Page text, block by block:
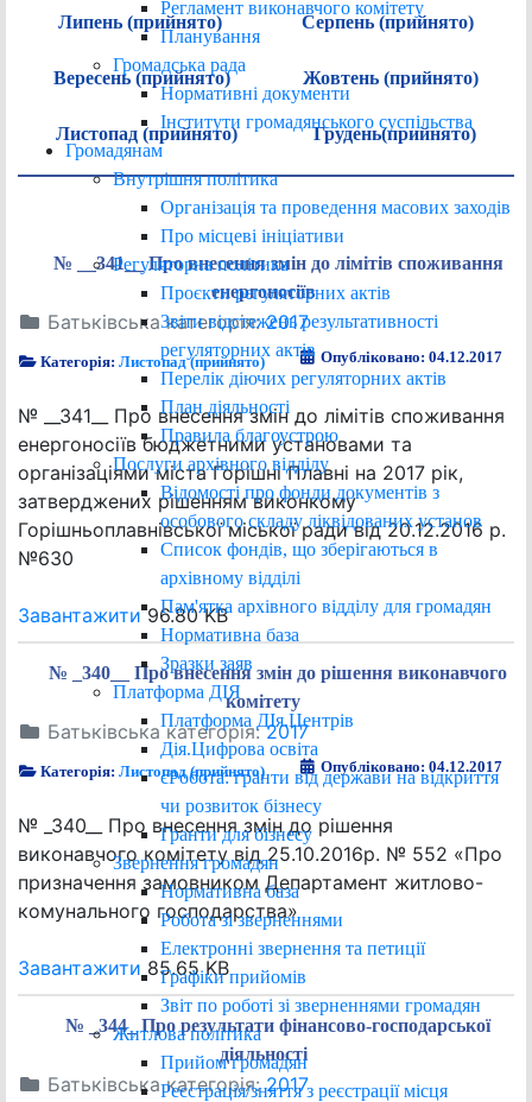
Регламент виконавчого комітету
Планування
Громадська рада
Нормативні документи
Інститути громадянського суспільства
Громадянам
Внутрішня політика
Організація та проведення масових заходів
Про місцеві ініціативи
Регуляторна політика
Проєкти регуляторних актів
Звіти відстежень результативності
регуляторних актів
Перелік діючих регуляторних актів
План діяльності
Правила благоустрою
Послуги архівного відділу
Відомості про фонди документів з
особового складу ліквідованих установ
Список фондів, що зберігаються в
архівному відділі
Пам'ятка архівного відділу для громадян
Нормативна база
Зразки заяв
Платформа ДІЯ
Платформа ДІя.Центрів
Дія.Цифрова освіта
єРобота: гранти від держави на відкриття
чи розвиток бізнесу
Гранти для бізнесу
Звернення громадян
Нормативна база
Робота зі зверненнями
Електронні звернення та петиції
Графіки прийомів
Звіт по роботі зі зверненнями громадян
Житлова політика
Прийом громадян
Реєстрація/зняття з реєстрації місця
№ __341__ Про внесення змін до лімітів споживання
енергоносіїв
Батьківська категорія:2017
Категорія:Листопад (прийнято) Опубліковано: 04.12.2017
№ __341__ Про внесення змін до лімітів споживання
енергоносіїв бюджетними установами та
організаціями міста Горішні Плавні на 2017 рік,
затверджених рішенням виконкому
Горішньоплавнівської міської ради від 20.12.2016 р.
№630
Завантажити96.80 KB
№ _340__ Про внесення змін до рішення виконавчого
комітету
Батьківська категорія:2017
Категорія:Листопад (прийнято) Опубліковано: 04.12.2017
№ _340__ Про внесення змін до рішення
виконавчого комітету від 25.10.2016р. № 552 «Про
призначення замовником Департамент житлово-
комунального господарства»
Завантажити 85.65 KB
№ _344_ Про результати фінансово-господарської
діяльності
Батьківська категорія:2017
Липень (прийнято) Серпень (прийнято)
Вересень (прийнято) Жовтень (прийнято)
Листопад (прийнято) Грудень(прийнято)